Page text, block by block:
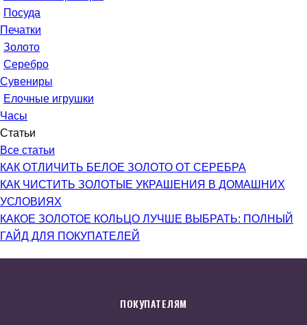
Посуда
Печатки
Золото
Серебро
Сувениры
Елочные игрушки
Часы
Статьи
Все статьи
КАК ОТЛИЧИТЬ БЕЛОЕ ЗОЛОТО ОТ СЕРЕБРА
КАК ЧИСТИТЬ ЗОЛОТЫЕ УКРАШЕНИЯ В ДОМАШНИХ
УСЛОВИЯХ
КАКОЕ ЗОЛОТОЕ КОЛЬЦО ЛУЧШЕ ВЫБРАТЬ: ПОЛНЫЙ
ГАЙД ДЛЯ ПОКУПАТЕЛЕЙ
ПОКУПАТЕЛЯМ